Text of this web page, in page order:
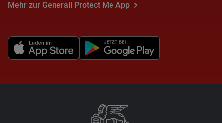
Mehr zur Generali Protect Me App